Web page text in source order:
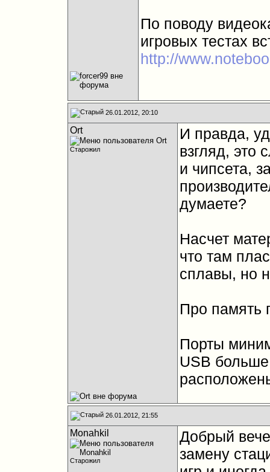
По поводу
игровых тестах
http://
26.01.2012, 20:10
Ort
Старожил
И правда,
взгляд, это
и чипсета,
думаете?
Насчет
что там
сплавы, но
Про память
Порты
USB
26.01.2012, 21:55
Monahkil
Старожил
Добрый
замену